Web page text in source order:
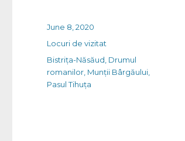
Posted
June 8, 2020
Categories
Locuri de vizitat
Tags
Bistrița-Năsăud Drumul
romanilor Munții Bârgăului
Pasul Tihuța